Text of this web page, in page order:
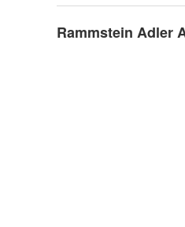
Rammstein Adler